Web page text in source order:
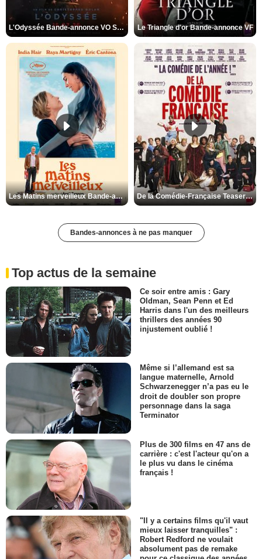
L'Odyssée Bande-annonce VO STFR Le Triangle d'or Bande-annonce VF
Les Matins merveilleux Bande-annonce VF De la Comédie-Française Teaser VF
Bandes-annonces à ne pas manquer
Top actus de la semaine
Ce soir entre amis : Gary
Oldman, Sean Penn et Ed
Harris dans l'un des meilleurs
thrillers des années 90
injustement oublié !
Même si l’allemand est sa
langue maternelle, Arnold
Schwarzenegger n’a pas eu le
droit de doubler son propre
personnage dans la saga
Terminator
Plus de 300 films en 47 ans de
carrière : c'est l'acteur qu'on a
le plus vu dans le cinéma
français !
"Il y a certains films qu'il vaut
mieux laisser tranquilles" :
Robert Redford ne voulait
absolument pas de remake